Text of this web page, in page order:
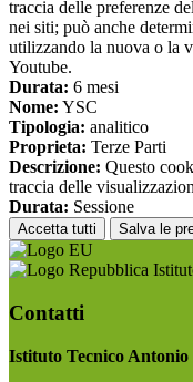
traccia delle preferenze
nei siti; può anche
utilizzando la nuova o la
Youtube.
Durata: 6 mesi
Nome: YSC
Tipologia: analitico
Proprieta: Terze Parti
Descrizione: Questo
traccia delle
Durata: Sessione
Accetta tutti Salva le
Contatti
Istituto Tecnico Antonio